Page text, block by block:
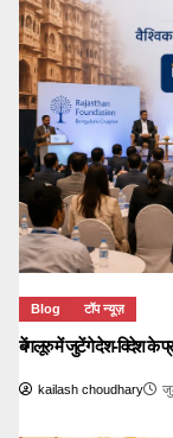
Blog टॉप न्यूज़
बेंगलूरु में जुटेंगे देश-विदेश के
kailash choudhary